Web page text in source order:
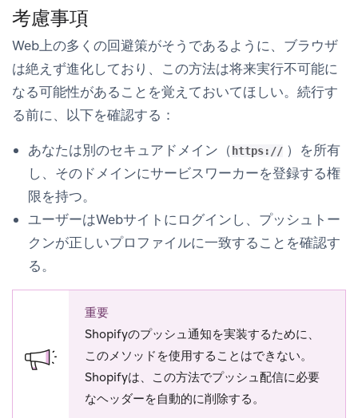
考慮事項
Web上の多くの回避策がそうであるように、ブラウザ
は絶えず進化しており、この方法は将来実行不可能に
なる可能性があることを覚えておいてほしい。続行す
る前に、以下を確認する：
あなたは別のセキュアドメイン（ https:// ）を所有
し、そのドメインにサービスワーカーを登録する権
限を持つ。
ユーザーはWebサイトにログインし、プッシュトー
クンが正しいプロファイルに一致することを確認す
る。
重要
Shopifyのプッシュ通知を実装するために、
このメソッドを使用することはできない。
Shopifyは、この方法でプッシュ配信に必要
なヘッダーを自動的に削除する。